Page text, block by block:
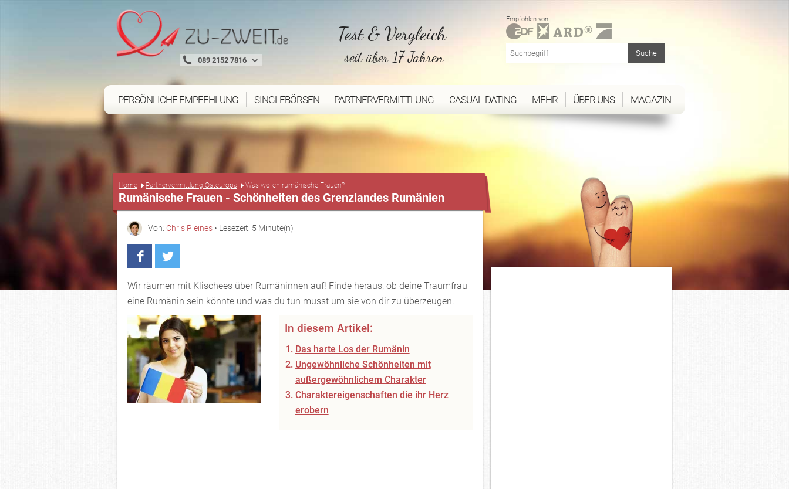
089 2152 7816
Test & Vergleich
seit über 17 Jahren
Empfohlen von:
PERSÖNLICHE EMPFEHLUNG SINGLEBÖRSEN PARTNERVERMITTLUNG CASUAL-DATING MEHR ÜBER UNS MAGAZIN
Home Partnervermittlung Osteuropa Was wollen rumänische Frauen?
Rumänische Frauen - Schönheiten des Grenzlandes Rumänien
Von: Chris Pleines • Lesezeit: 5 Minute(n)
Wir räumen mit Klischees über Rumäninnen auf! Finde heraus, ob deine Traumfrau
eine Rumänin sein könnte und was du tun musst um sie von dir zu überzeugen.
In diesem Artikel:
Das harte Los der Rumänin
Ungewöhnliche Schönheiten mit
außergewöhnlichem Charakter
Charaktereigenschaften die ihr Herz
erobern